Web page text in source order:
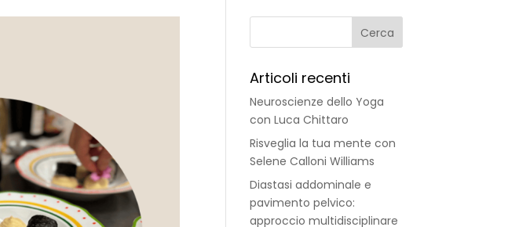
Articoli recenti
Neuroscienze dello Yoga
con Luca Chittaro
Risveglia la tua mente con
Selene Calloni Williams
Diastasi addominale e
pavimento pelvico:
approccio multidisciplinare